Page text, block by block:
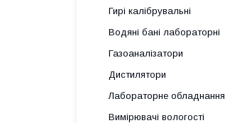
Гирі калібрувальні
Водяні бані лабораторні
Газоаналізатори
Дистилятори
Лабораторне обладнання
Вимірювачі вологості